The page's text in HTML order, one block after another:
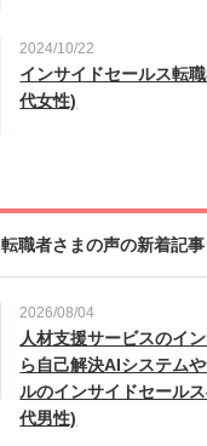
2024/10/22
インサイドセールス転
代女性)
転職者さまの声の新着記事
2026/08/04
人材支援サービスのイ
ら自己解決AIシステム
ルのインサイドセール
代男性)